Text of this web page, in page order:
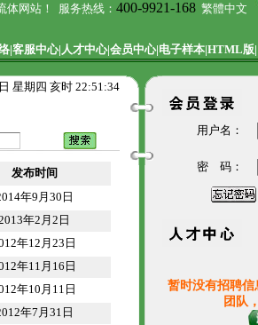
体网站！ 服务热线： 400-9921-168 繁體中文
|客服中心|人才中心|会员中心|电子样本|HTML版|
星期四 亥时 22:51:34
发布时间
年9月30日
年2月2日
年12月23日
年11月16日
年10月11日
年7月31日
用户名：
密 码：
暂时没有招聘
团队